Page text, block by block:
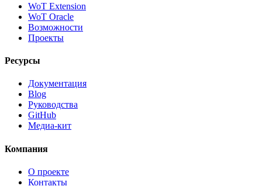
WoT Extension
WoT Oracle
Возможности
Проекты
Ресурсы
Документация
Blog
Руководства
GitHub
Медиа-кит
Компания
О проекте
Контакты